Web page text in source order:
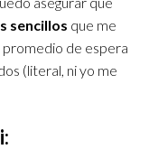
sencillos que me
de espera
(literal, ni yo me